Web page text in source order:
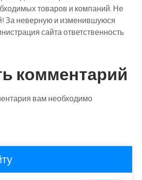
товаров и компаний. Не
За неверную и изменившуюся
сайта ответственность
комментарий
вам необходимо